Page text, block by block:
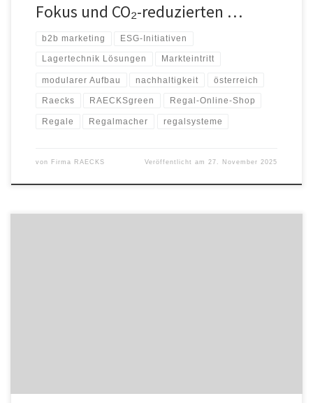
Fokus und CO₂-reduzierten …
b2b marketing ESG-Initiativen
Lagertechnik Lösungen Markteintritt
modularer Aufbau nachhaltigkeit österreich
Raecks RAECKSgreen Regal-Online-Shop
Regale Regalmacher regalsysteme
von Firma RAECKS Veröffentlicht am27. November 2025